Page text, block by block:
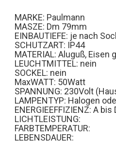
MARKE: Paulmann
MASZE: Dm 79mm
EINBAUTIEFE: je nach
SCHUTZART: IP44
MATERIAL: Aluguß, Eisen
LEUCHTMITTEL: nein
SOCKEL: nein
MaxWATT: 50Watt
SPANNUNG: 230Volt
LAMPENTYP: Halogen
ENERGIEEFFIZIENZ: A bis
LICHTLEISTUNG:
FARBTEMPERATUR:
LEBENSDAUER: